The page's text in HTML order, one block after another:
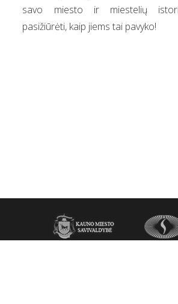
savo miesto ir miestelių
pasižiūrėti, kaip jiems tai pavyko!